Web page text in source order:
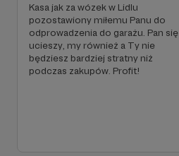
Kasa jak za wózek w Lidlu
pozostawiony miłemu Panu do
odprowadzenia do garażu. Pan się
ucieszy, my również a Ty nie
będziesz bardziej stratny niż
podczas zakupów. Profit!